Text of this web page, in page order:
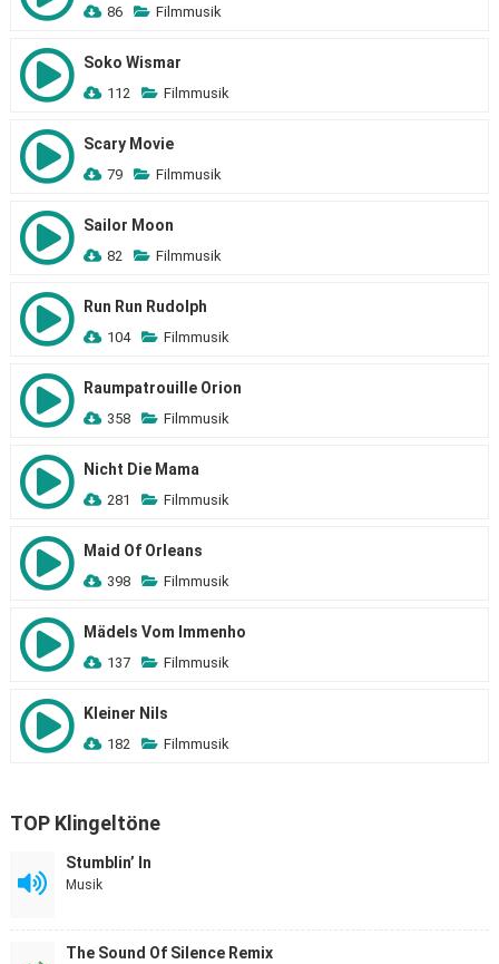
86 Filmmusik
Soko Wismar
112 Filmmusik
Scary Movie
79 Filmmusik
Sailor Moon
82 Filmmusik
Run Run Rudolph
104 Filmmusik
Raumpatrouille Orion
358 Filmmusik
Nicht Die Mama
281 Filmmusik
Maid Of Orleans
398 Filmmusik
Mädels Vom Immenho
137 Filmmusik
Kleiner Nils
182 Filmmusik
TOP Klingeltöne
Stumblin’ In
Musik
The Sound Of Silence Remix